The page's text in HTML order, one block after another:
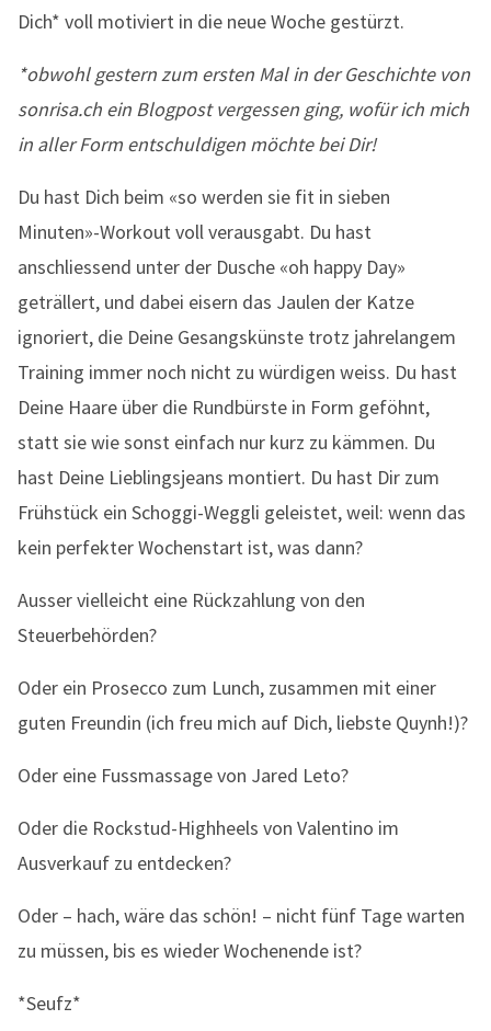
Dich* voll motiviert in die neue Woche gestürzt.
*obwohl gestern zum ersten Mal in der Geschichte von
sonrisa.ch ein Blogpost vergessen ging, wofür ich mich
in aller Form entschuldigen möchte bei Dir!
Du hast Dich beim «so werden sie fit in sieben
Minuten»-Workout voll verausgabt. Du hast
anschliessend unter der Dusche «oh happy Day»
geträllert, und dabei eisern das Jaulen der Katze
ignoriert, die Deine Gesangskünste trotz jahrelangem
Training immer noch nicht zu würdigen weiss. Du hast
Deine Haare über die Rundbürste in Form geföhnt,
statt sie wie sonst einfach nur kurz zu kämmen. Du
hast Deine Lieblingsjeans montiert. Du hast Dir zum
Frühstück ein Schoggi-Weggli geleistet, weil: wenn das
kein perfekter Wochenstart ist, was dann?
Ausser vielleicht eine Rückzahlung von den
Steuerbehörden?
Oder ein Prosecco zum Lunch, zusammen mit einer
guten Freundin (ich freu mich auf Dich, liebste Quynh!)?
Oder eine Fussmassage von Jared Leto?
Oder die Rockstud-Highheels von Valentino im
Ausverkauf zu entdecken?
Oder – hach, wäre das schön! – nicht fünf Tage warten
zu müssen, bis es wieder Wochenende ist?
*Seufz*